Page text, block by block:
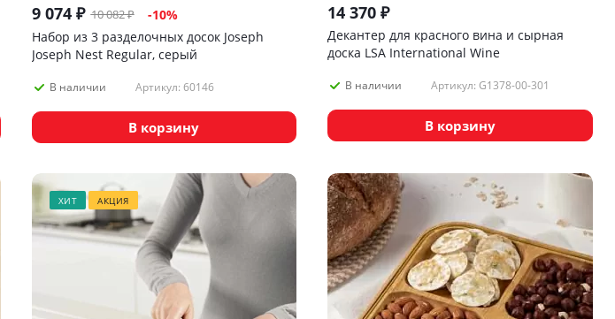
9 074₽ 10 082₽ -10%
Набор из 3 разделочных досок Joseph
Joseph Nest Regular, серый
В наличии Артикул: 60146
В корзину
14 370 ₽
Декантер для красного вина и сырная
доска LSA International Wine
В наличии Артикул: G1378-00-301
В корзину
ХИТ АКЦИЯ